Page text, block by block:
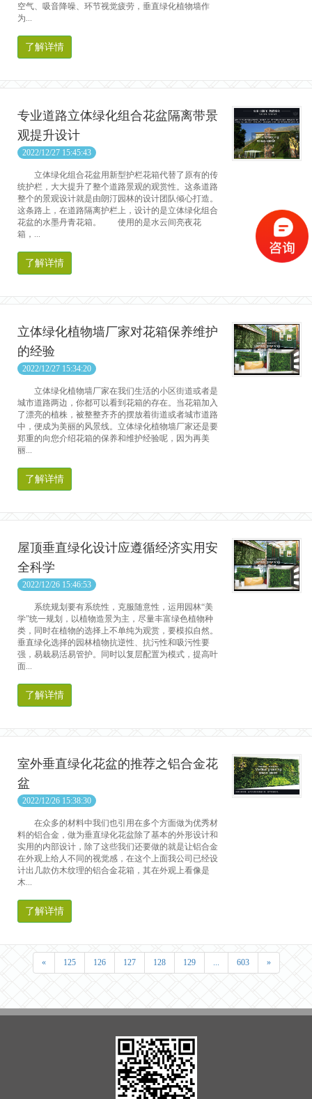
空气、吸音降噪、环节视觉疲劳，垂直绿化植物墙作
为...
了解详情
专业道路立体绿化组合花盆隔离带景
观提升设计
2022/12/27 15:45:43
立体绿化组合花盆用新型护栏花箱代替了原有的传
统护栏，大大提升了整个道路景观的观赏性。这条道路
整个的景观设计就是由朗汀园林的设计团队倾心打造。
这条路上，在道路隔离护栏上，设计的是立体绿化组合
花盆的水墨丹青花箱。 使用的是水云间亮夜花
箱，...
了解详情
立体绿化植物墙厂家对花箱保养维护
的经验
2022/12/27 15:34:20
立体绿化植物墙厂家在我们生活的小区街道或者是
城市道路两边，你都可以看到花箱的存在。当花箱加入
了漂亮的植株，被整整齐齐的摆放着街道或者城市道路
中，便成为美丽的风景线。立体绿化植物墙厂家还是要
郑重的向您介绍花箱的保养和维护经验呢，因为再美
丽...
了解详情
屋顶垂直绿化设计应遵循经济实用安
全科学
2022/12/26 15:46:53
系统规划要有系统性，克服随意性，运用园林“美
学”统一规划，以植物造景为主，尽量丰富绿色植物种
类，同时在植物的选择上不单纯为观赏，要模拟自然。
垂直绿化选择的园林植物抗逆性、抗污性和吸污性要
强，易栽易活易管护。同时以复层配置为模式，提高叶
面...
了解详情
室外垂直绿化花盆的推荐之铝合金花
盆
2022/12/26 15:38:30
在众多的材料中我们也引用在多个方面做为优秀材
料的铝合金，做为垂直绿化花盆除了基本的外形设计和
实用的内部设计，除了这些我们还要做的就是让铝合金
在外观上给人不同的视觉感，在这个上面我公司已经设
计出几款仿木纹理的铝合金花箱，其在外观上看像是
木...
了解详情
« 125 126 127 128 129 ... 603 »